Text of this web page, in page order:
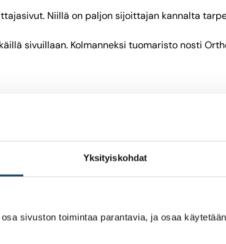
Yksityiskohdat
sivuston toimintaa parantavia, ja osaa
Niillä on paljon sijoittajan kannalta
sivuillaan. Kolmanneksi tuomaristo nosti
Tuomaristo arvioi, että sivuilla on runsaasti
Cityvaraston. Kummankin sivuja